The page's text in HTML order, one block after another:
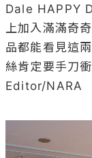
Dale HAPPY
上加入滿滿奇
品都能看見這
絲肯定要手刀
Editor/NARA